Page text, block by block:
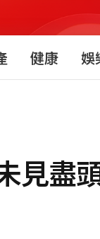
健康 娛
見盡